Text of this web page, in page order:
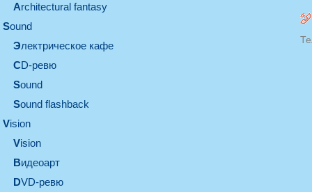
architectural fantasy
sound
электрическое кафе
CD-ревю
sound
Sound flashback
vision
vision
видеоарт
DVD-ревю